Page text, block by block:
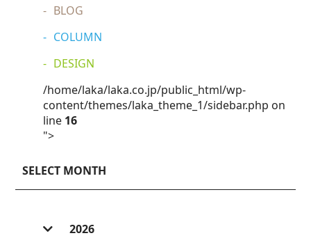
BLOG
COLUMN
DESIGN
/home/laka/laka.co.jp/public_html/wp-
content/themes/laka_theme_1/sidebar.php on
line 16
">
SELECT MONTH
2026